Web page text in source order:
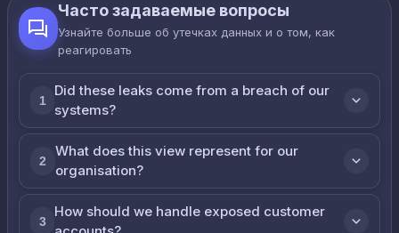
Часто задаваемые вопросы
Узнайте больше об утечках данных и о том, как
реагировать
1
Did these leaks come from a breach of our
systems?
2
What does this view represent for our
organisation?
3
How should we handle exposed customer